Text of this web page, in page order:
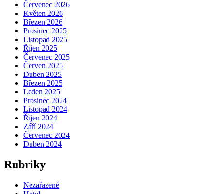
Červenec 2026
Květen 2026
Březen 2026
Prosinec 2025
Listopad 2025
Říjen 2025
Červenec 2025
Červen 2025
Duben 2025
Březen 2025
Leden 2025
Prosinec 2024
Listopad 2024
Říjen 2024
Září 2024
Červenec 2024
Duben 2024
Rubriky
Nezařazené